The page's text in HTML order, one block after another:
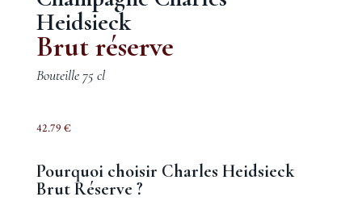
Heidsieck
Brut réserve
Bouteille 75 cl
42.79 €
Pourquoi choisir Charles Heidsieck
Brut Réserve ?